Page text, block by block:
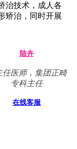
治技术，成人各
矫治，同时开展
陆卉
任医师，集团正畸
专科主任
在线客服